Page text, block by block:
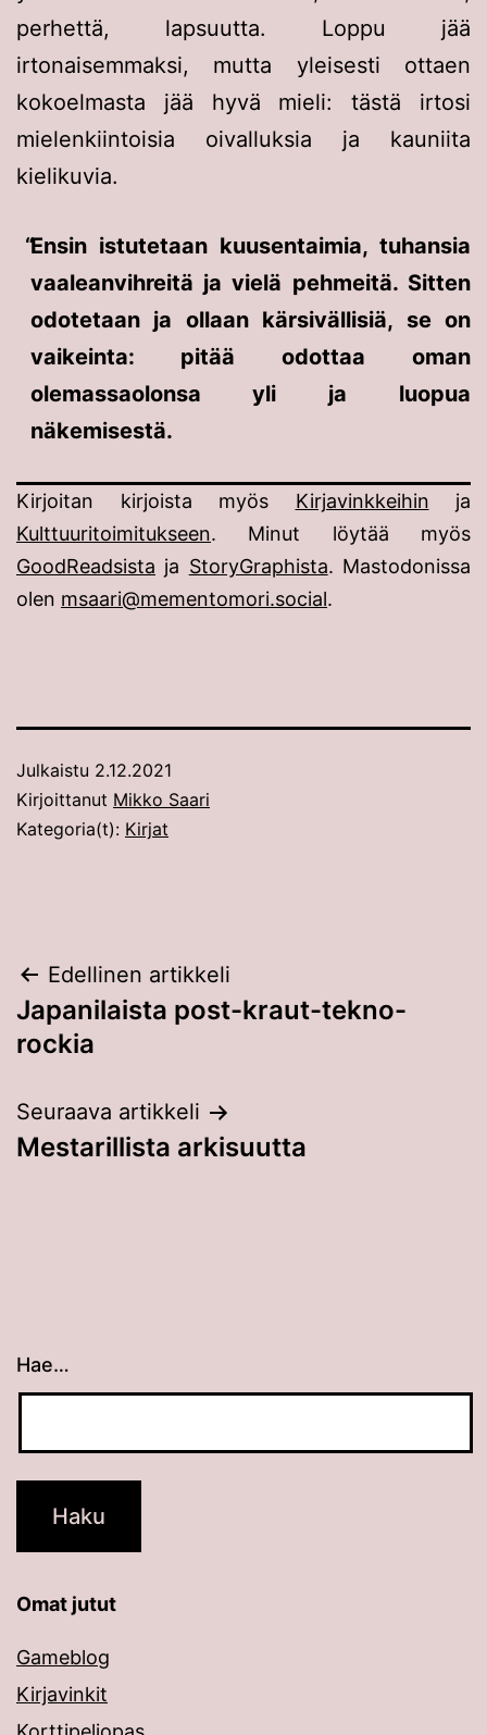
perhettä, lapsuutta. Loppu jää
irtonaisemmaksi, mutta yleisesti ottaen
kokoelmasta jää hyvä mieli: tästä irtosi
mielenkiintoisia oivalluksia ja kauniita
kielikuvia.
Ensin istutetaan kuusentaimia, tuhansia
vaaleanvihreitä ja vielä pehmeitä. Sitten
odotetaan ja ollaan kärsivällisiä, se on
vaikeinta: pitää odottaa oman
olemassaolonsa yli ja luopua
näkemisestä.
Kirjoitan kirjoista myös Kirjavinkkeihin ja
Kulttuuritoimitukseen. Minut löytää myös
GoodReadsista ja StoryGraphista. Mastodonissa
olen msaari@mementomori.social.
Julkaistu 2.12.2021
Kirjoittanut Mikko Saari
Kategoria(t): Kirjat
Artikkelien
selaus
Edellinen artikkeli
Japanilaista post-kraut-tekno-
rockia
Seuraava artikkeli
Mestarillista arkisuutta
Hae…
Kun tuloksia tulee, voit selata niitä
Omat jutut
Gameblog
Kirjavinkit